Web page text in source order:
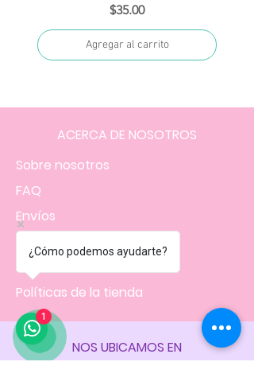
Precio
$35.00
Agregar al carrito
ACERCA DE NOSOTROS
Sobre nosotros
FAQ
Envíos
Políticas de la tienda
NOS UBICAMOS EN
¿Cómo podemos ayudarte?
1